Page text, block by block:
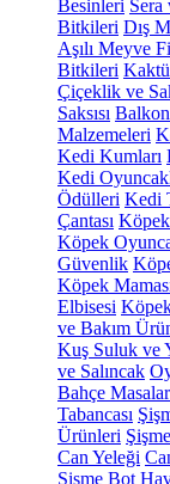
Besinleri Sera
Bitkileri Dış
Aşılı Meyve
Bitkileri
Çiçeklik ve
Saksısı Balkon
Malzemeleri
Kedi Kumları
Kedi
Ödülleri Kedi
Çantası
Köpek
Güvenlik
Köpek
Elbisesi
ve Bakım
Kuş Suluk ve
ve Salıncak
Bahçe
Tabancası
Ürünleri
Can Yeleği
Şişme Bot